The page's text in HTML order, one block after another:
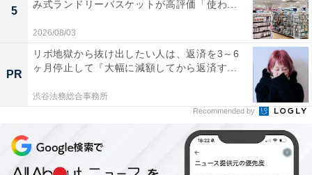
【2025年調査】
5
み式ランドリーバスケットが高評価「使わ...
2026/08/03
PR
リボ地獄から抜け出したい人は、返済を3～6
ヶ月停止して『大幅に減額してから返済す...
渋谷法務総合事務所
Recommended by